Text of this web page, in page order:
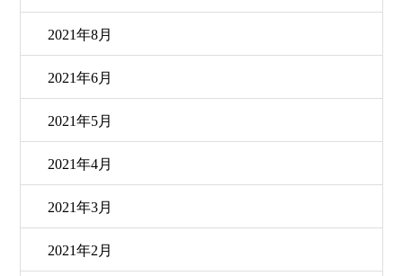
2021年8月
2021年6月
2021年5月
2021年4月
2021年3月
2021年2月